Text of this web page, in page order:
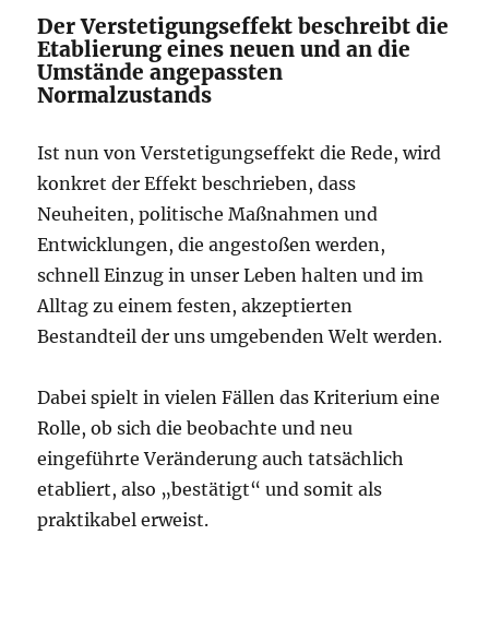
Der Verstetigungseffekt beschreibt die
Etablierung eines neuen und an die
Umstände angepassten
Normalzustands
Ist nun von Verstetigungseffekt die Rede, wird
konkret der Effekt beschrieben, dass
Neuheiten, politische Maßnahmen und
Entwicklungen, die angestoßen werden,
schnell Einzug in unser Leben halten und im
Alltag zu einem festen, akzeptierten
Bestandteil der uns umgebenden Welt werden.
Dabei spielt in vielen Fällen das Kriterium eine
Rolle, ob sich die beobachte und neu
eingeführte Veränderung auch tatsächlich
etabliert, also „bestätigt“ und somit als
praktikabel erweist.